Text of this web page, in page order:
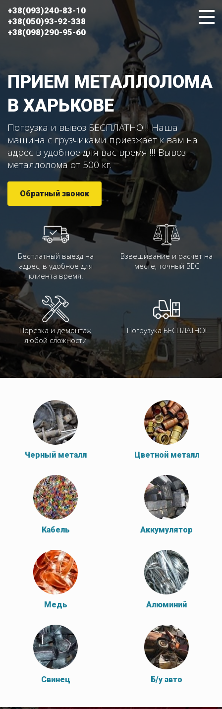
+38(093)240-83-10
+38(050)93-92-338
+38(098)290-95-60
ПРИЕМ МЕТАЛЛОЛОМА
В ХАРЬКОВЕ
Погрузка и вывоз БЕСПЛАТНО!!! Наша
машина с грузчиками приезжает к вам на
адрес в удобное для вас время !!! Вывоз
металлолома от 500 кг.
Обратный звонок
Бесплатный выезд на
адрес, в удобное для
клиента время!
Взвешивание и расчет на
месте, точный ВЕС
Порезка и демонтаж
любой сложности
Погрузука БЕСПЛАТНО!
Черный металл Цветной металл
Кабель Аккумулятор
Медь Алюминий
Свинец Б/у авто